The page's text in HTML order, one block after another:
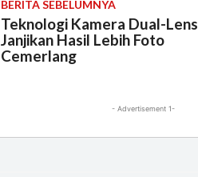
BERITA SEBELUMNYA
Teknologi Kamera Dual-Lens
Janjikan Hasil Lebih Foto
Cemerlang
- Advertisement 1-